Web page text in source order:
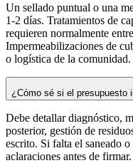
Un sellado puntual o una
1-2 días. Tratamientos de
requieren normalmente
Impermeabilizaciones de
o logística de la comunidad.
¿Cómo sé si el presupuesto
Debe detallar diagnóstico,
posterior, gestión de
escrito. Si falta el saneado
aclaraciones antes de firmar.